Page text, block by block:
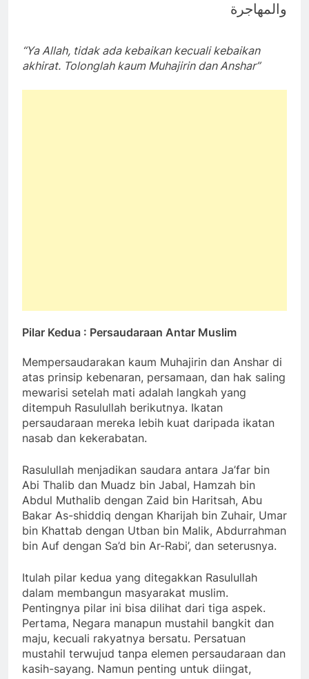
والمهاجرة
“Ya Allah, tidak ada kebaikan kecuali kebaikan
akhirat. Tolonglah kaum Muhajirin dan Anshar”
Pilar Kedua : Persaudaraan Antar Muslim
Mempersaudarakan kaum Muhajirin dan Anshar di
atas prinsip kebenaran, persamaan, dan hak saling
mewarisi setelah mati adalah langkah yang
ditempuh Rasulullah berikutnya. Ikatan
persaudaraan mereka lebih kuat daripada ikatan
nasab dan kekerabatan.
Rasulullah menjadikan saudara antara Ja’far bin
Abi Thalib dan Muadz bin Jabal, Hamzah bin
Abdul Muthalib dengan Zaid bin Haritsah, Abu
Bakar As-shiddiq dengan Kharijah bin Zuhair, Umar
bin Khattab dengan Utban bin Malik, Abdurrahman
bin Auf dengan Sa’d bin Ar-Rabi’, dan seterusnya.
Itulah pilar kedua yang ditegakkan Rasulullah
dalam membangun masyarakat muslim.
Pentingnya pilar ini bisa dilihat dari tiga aspek.
Pertama, Negara manapun mustahil bangkit dan
maju, kecuali rakyatnya bersatu. Persatuan
mustahil terwujud tanpa elemen persaudaraan dan
kasih-sayang. Namun penting untuk diingat,